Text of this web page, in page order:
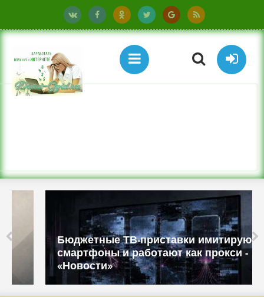
Бюджетные ТВ-приставки имитируют
смартфоны и работают как прокси -
«Новости»